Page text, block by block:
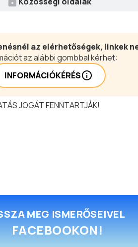
az elérhetőségek, linkek
az alábbi gombbal kérhet:
INFORMÁCIÓKÉRÉS
JOGÁT FENNTARTJÁK!
MEG ISMERŐSEIVEL
FACEBOOKON!